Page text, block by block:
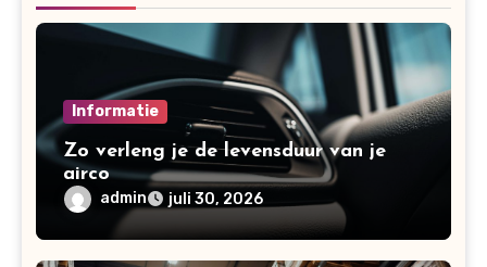
Informatie
Zo verleng je de levensduur van je
airco
admin juli 30, 2026